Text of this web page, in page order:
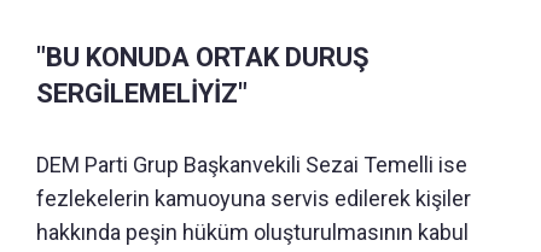
"BU KONUDA ORTAK DURUŞ
SERGİLEMELİYİZ"
DEM Parti Grup Başkanvekili Sezai Temelli ise
fezlekelerin kamuoyuna servis edilerek kişiler
hakkında peşin hüküm oluşturulmasının kabul